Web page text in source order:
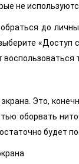
не
до
Это,
оборвать
будет